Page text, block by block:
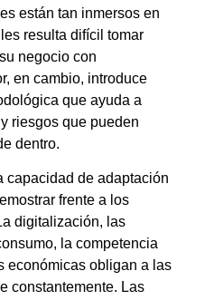
están tan inmersos en
resulta difícil tomar
negocio con
en cambio, introduce
que ayuda a
riesgos que pueden
dentro.
capacidad de adaptación
frente a los
digitalización, las
la competencia
económicas obligan a las
constantemente. Las